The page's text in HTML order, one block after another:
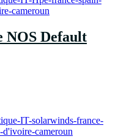
NOS Default